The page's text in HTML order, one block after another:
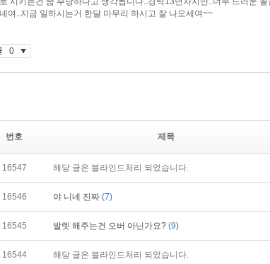
번호 제목
16547 해당 글은 블라인드처리 되었습니다.
16546 야 니네 진짜 (7)
16545 발렛 해주는건 오버 아닌가요? (9)
16544 해당 글은 블라인드처리 되었습니다.